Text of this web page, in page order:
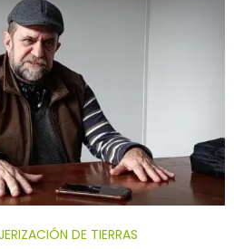
DE TIERRAS